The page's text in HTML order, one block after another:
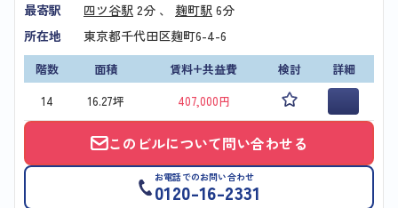
最寄駅
四ツ谷駅 2分 、 麹町駅 6分
所在地
東京都千代田区麹町6-4-6
階数 面積 賃料+共益費 検討
詳細
14
16.27坪 407,000円
このビルについて問い合わせる
お電話でのお問い合わせ
0120-16-2331